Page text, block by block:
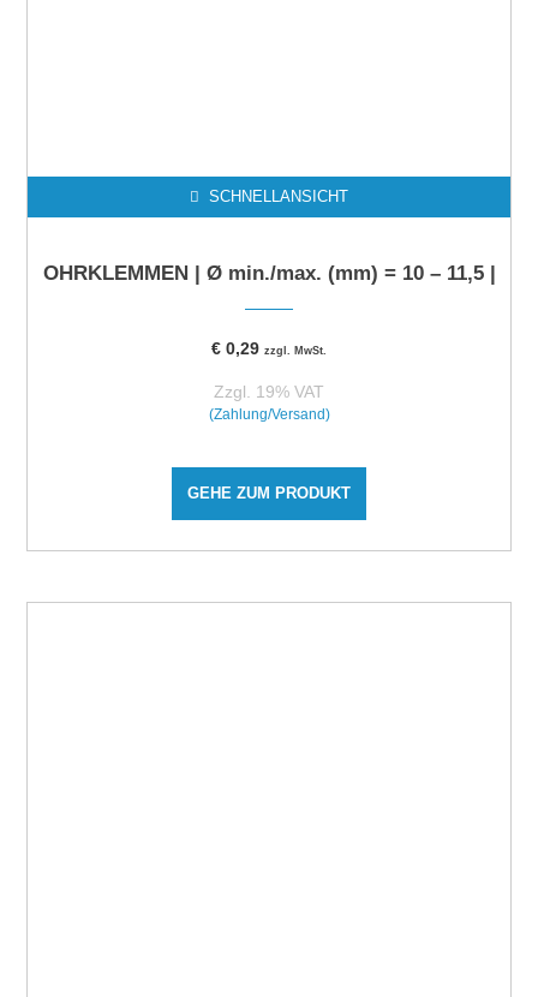
SCHNELLANSICHT
OHRKLEMMEN | Ø min./max. (mm) = 10 – 11,5 |
€ 0,29 zzgl. MwSt.
Zzgl. 19% VAT
(Zahlung/Versand)
GEHE ZUM PRODUKT